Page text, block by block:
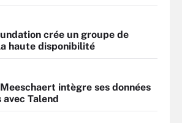
crée un groupe de
haute disponibilité
intègre ses données
Talend